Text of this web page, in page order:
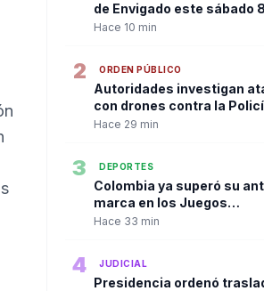
de Envigado este sábado
agosto con la Ruta Silletera
Hace 10 min
2 ORDEN PÚBLICO
Autoridades investigan
con drones contra la
zona rural de Curumaní
Hace 29 min
3 DEPORTES
Colombia ya superó su
marca en los Juegos
Centroamericanos y del
Hace 33 min
4 JUDICIAL
Presidencia ordenó